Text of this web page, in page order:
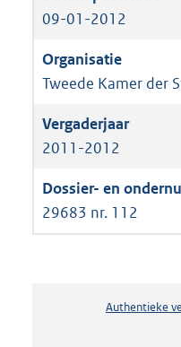
09-01-2012
Tweede Kamer der
2011-2012
29683 nr. 112
Authentieke